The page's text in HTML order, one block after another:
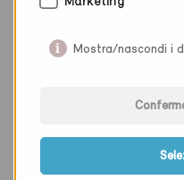
NAP Mostra/nascondi i